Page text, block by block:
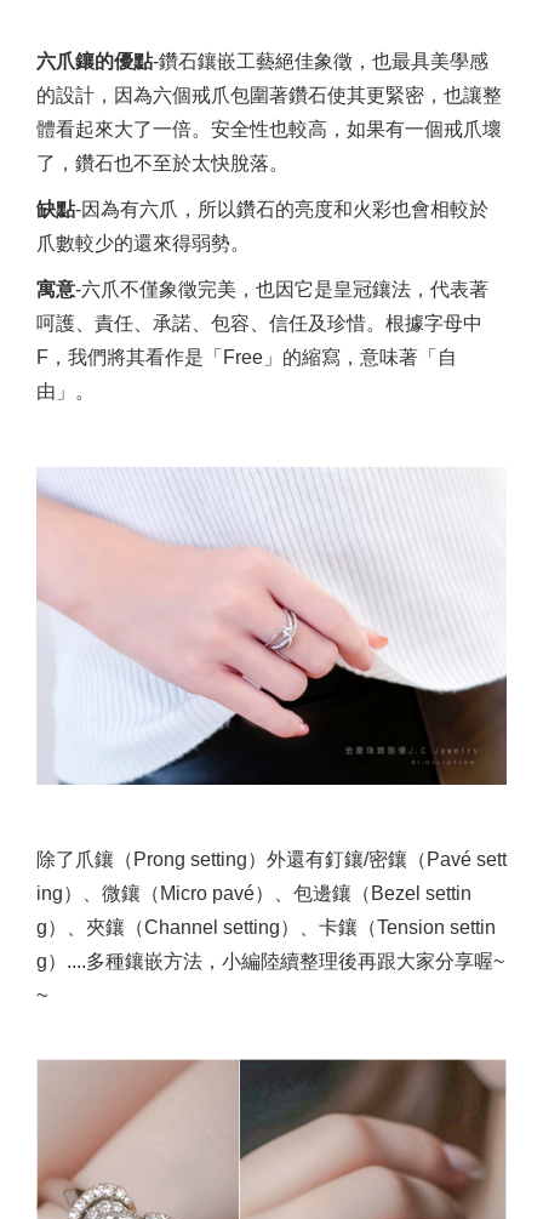
六爪鑲的優點-鑽石鑲嵌工藝絕佳象徵，也最具美學感
的設計，因為六個戒爪包圍著鑽石使其更緊密，也讓整
體看起來大了一倍。安全性也較高，如果有一個戒爪壞
了，鑽石也不至於太快脫落。
缺點-因為有六爪，所以鑽石的亮度和火彩也會相較於
爪數較少的還來得弱勢。
寓意-六爪不僅象徵完美，也因它是皇冠鑲法，代表著
呵護、責任、承諾、包容、信任及珍惜。根據字母中
F，我們將其看作是「Free」的縮寫，意味著「自
由」。
除了爪鑲（Prong setting）外還有釘鑲/密鑲（Pavé sett
ing）、微鑲（Micro pavé）、包邊鑲（Bezel settin
g）、夾鑲（Channel setting）、卡鑲（Tension settin
g）....多種鑲嵌方法，小編陸續整理後再跟大家分享喔~
~